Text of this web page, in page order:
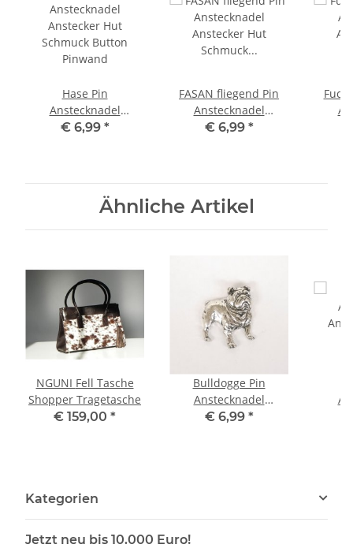
Hase Pin
Anstecknadel
Anstecker Hut
€ 6,99 *
FASAN fliegend Pin
Anstecknadel
Anstecker Hut
€ 6,99 *
Ähnliche Artikel
NGUNI Fell Tasche
Shopper Tragetasche
€ 159,00 *
Bulldogge Pin
Anstecknadel
Anstecker Button
€ 6,99 *
Kategorien
Jetzt neu bis 10.000 Euro!